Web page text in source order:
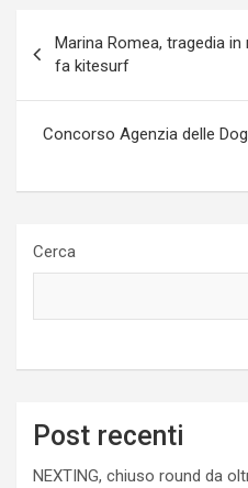
articoli
Marina Romea, tragedia
fa kitesurf
Concorso Agenzia delle
Cerca
Post recenti
NEXTING, chiuso round da